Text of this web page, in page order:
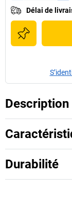
Délai de
Durabilité